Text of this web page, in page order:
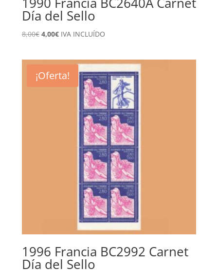
Día del Sello
8,00€ El
8,00€.
4,00€El
4,00€.
IVA INCLUÍDO
¡Oferta!
1996 Francia BC2992 Carnet
Día del Sello